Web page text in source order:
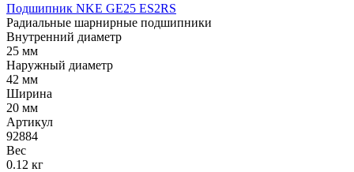
Подшипник NKE GE25 ES2RS
Радиальные шарнирные подшипники
Внутренний диаметр
25 мм
Наружный диаметр
42 мм
Ширина
20 мм
Артикул
92884
Вес
0.12 кг